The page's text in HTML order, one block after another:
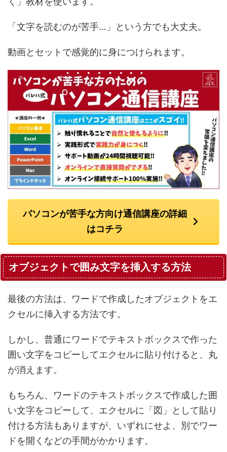
「文字を読むのが苦手…」という方でも大丈夫。
動画とセットで感覚的に身につけられます。
パソコンが苦手な方向け通信講座の詳細
はコチラ
オブジェクトで囲み文字を挿入する方法
最後の方法は、ワードで作成したオブジェクトをエ
クセルに挿入する方法です。
しかし、普通にワードでテキストボックスで作った
囲い文字をコピーしてエクセルに貼り付けると、丸
が消えます。
もちろん、ワードのテキストボックスで作成した囲
い文字をコピーして、エクセルに「図」として貼り
付ける方法もありますが、いずれにせよ、別でワー
ドを開くなどの手間がかかります。